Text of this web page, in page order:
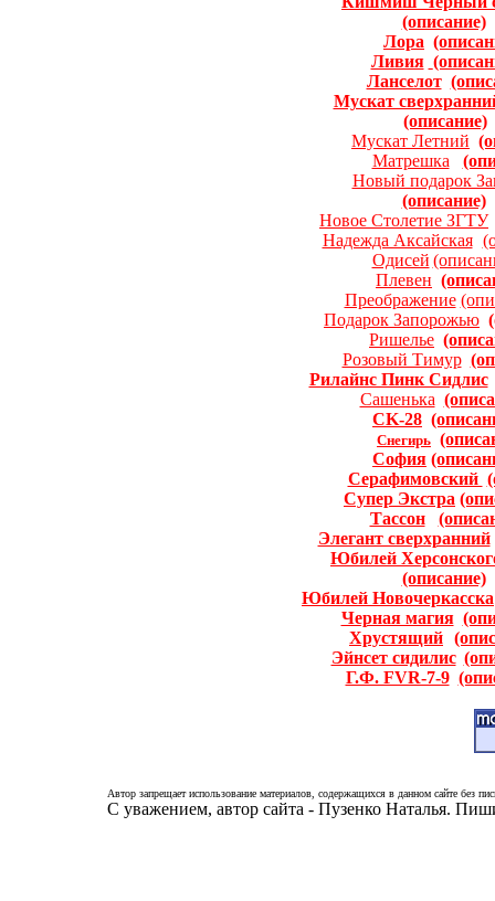
(описание)
Лора
Ливия
Ланселот
Мускат
(описание)
Мускат Летний
Матрешка
Новый подарок
(описание)
Новое Столетие ЗГТУ
Надежда Аксайская
Одисей
Плевен
Преображение
Подарок Запорожью
Ришелье
Розовый Тимур
Рилайнс Пинк Сидлис
Сашенька
CK-28
Снегирь
София
Серафимовский
Супер Экстра
Тассон
Элегант сверхранний
Юбилей
(описание)
Юбилей Новочеркасска
Черная магия
Хрустящий
Эйнсет сидилис
Г.Ф. FVR-7-9
Автор запрещает использование материалов, содержащихся в данном сайте без
С уважением, автор сайта - Пузенко Наталья.